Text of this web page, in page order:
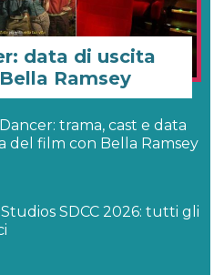
data di uscita
Ramsey
trama, cast e data
del film con Bella Ramsey
SDCC 2026: tutti gli